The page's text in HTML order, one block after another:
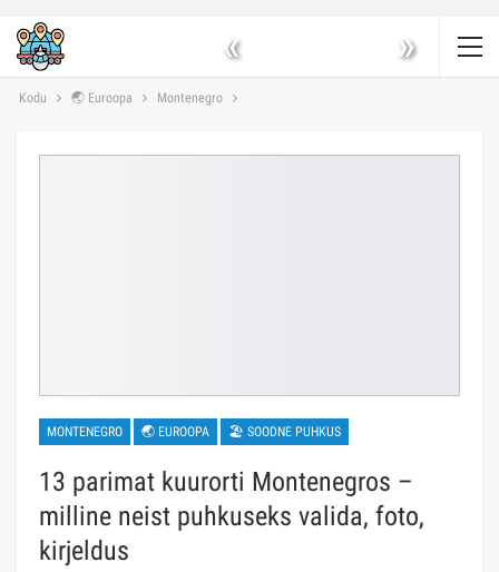
« »
Kodu 🌏 Euroopa Montenegro
MONTENEGRO 🌏 EUROOPA 🏖 SOODNE PUHKUS
13 parimat kuurorti Montenegros –
milline neist puhkuseks valida, foto,
kirjeldus